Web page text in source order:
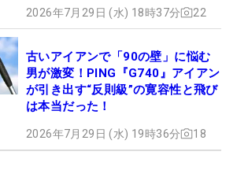
2026年7月29日 (水) 18時37分 22
古いアイアンで「90の壁」に悩む
男が激変！PING『G740』アイアン
が引き出す“反則級”の寛容性と飛び
は本当だった！
2026年7月29日 (水) 19時36分 18